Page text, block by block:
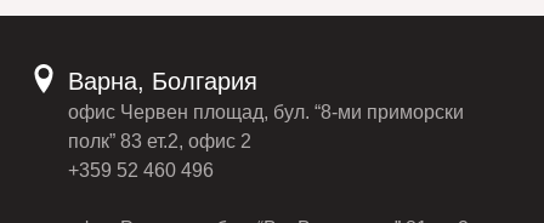
Варна, Болгария
офис Червен площад, бул. “8-ми приморски
полк” 83 ет.2, офис 2
+359 52 460 496